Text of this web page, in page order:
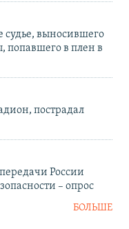
выносившего
в плен в
пострадал
России
– опрос
БОЛЬШЕ